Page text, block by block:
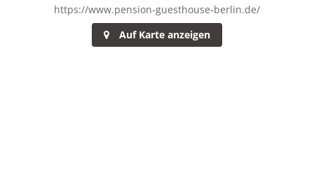
https://www.pension-guesthouse-berlin.de/
Auf Karte anzeigen